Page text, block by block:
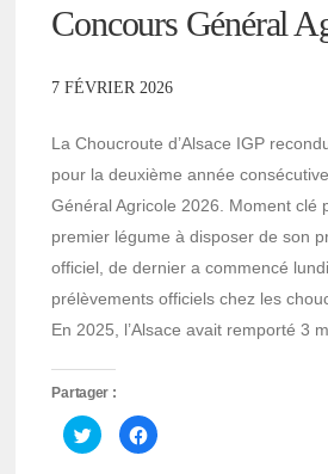
Concours Général
7 FÉVRIER 2026
La Choucroute d’Alsace IGP
pour la deuxième année
Général Agricole 2026. Moment clé
premier légume à disposer de son
officiel, de dernier a commencé
prélèvements officiels chez les
En 2025, l’Alsace avait remporté 3
Partager :
Cliquez
pour
partager
Cliquez
pour